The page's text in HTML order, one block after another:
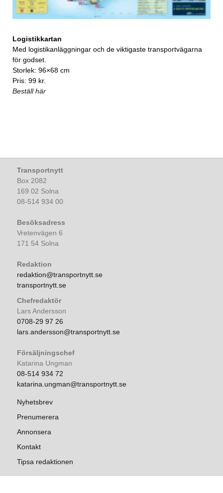
Logistikkartan
Med logistikanläggningar och de viktigaste transportvägarna
för godset.
Storlek: 96×68 cm
Pris: 99 kr.
Beställ här
Transportnytt
Box 2082
169 02 Solna
08-514 934 00
Besöksadress
Vretenvägen 6
171 54 Solna
Redaktion
redaktion@transportnytt.se
transportnytt.se
Chefredaktör
Lars Andersson
0708-29 97 26
lars.andersson@transportnytt.se
Försäljningschef
Katarina Ungman
08-514 934 72
katarina.ungman@transportnytt.se
Nyhetsbrev
Prenumerera
Annonsera
Kontakt
Tipsa redaktionen